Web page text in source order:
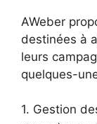
AWeber
destinées à
leurs
quelques-
1. Gestion